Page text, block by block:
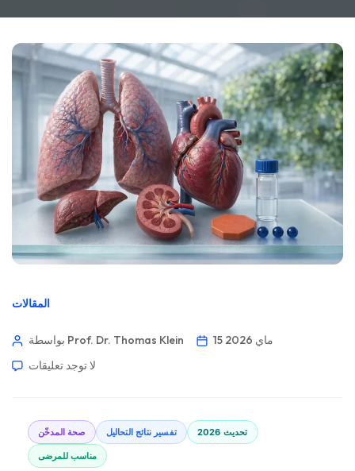
المقالات
بواسطة Prof. Dr. Thomas Klein
15 ماي 2026
لا توجد تعليقات
صحة المدخّن تفسير نتائج التحاليل تحديث 2026
مناسب للمرضى